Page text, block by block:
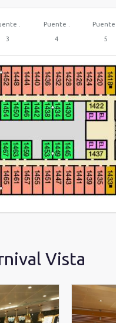
.
3
Puente .
4
Puente .
5
Vista